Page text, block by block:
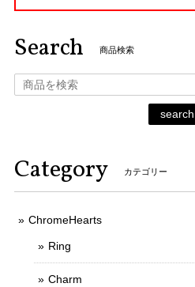
Search 商品検索
search
Category カテゴリー
ChromeHearts
Ring
Charm